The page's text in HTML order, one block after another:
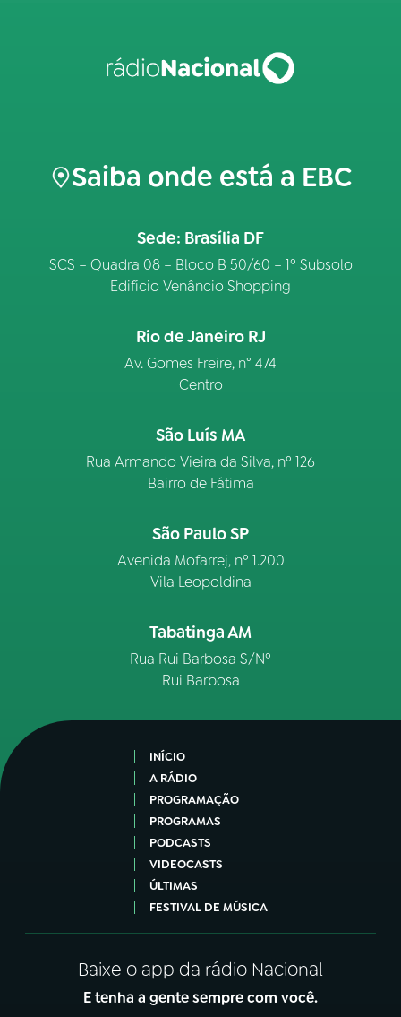
Saiba onde está a EBC
Sede: Brasília DF
SCS – Quadra 08 – Bloco B 50/60 – 1º Subsolo
Edifício Venâncio Shopping
Rio de Janeiro RJ
Av. Gomes Freire, n° 474
Centro
São Luís MA
Rua Armando Vieira da Silva, nº 126
Bairro de Fátima
São Paulo SP
Avenida Mofarrej, nº 1.200
Vila Leopoldina
Tabatinga AM
Rua Rui Barbosa S/Nº
Rui Barbosa
INÍCIO
A RÁDIO
PROGRAMAÇÃO
PROGRAMAS
PODCASTS
VIDEOCASTS
ÚLTIMAS
FESTIVAL DE MÚSICA
Baixe o app da rádio Nacional
E tenha a gente sempre com você.